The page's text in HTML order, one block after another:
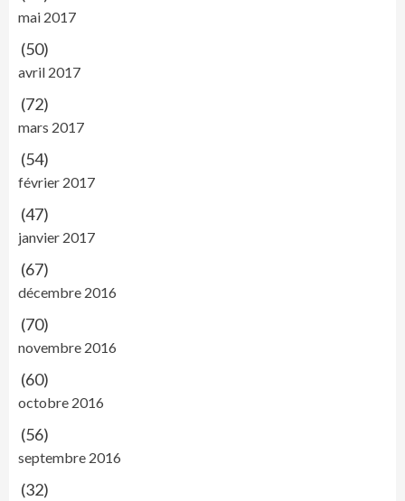
mai 2017
(50)
avril 2017
(72)
mars 2017
(54)
février 2017
(47)
janvier 2017
(67)
décembre 2016
(70)
novembre 2016
(60)
octobre 2016
(56)
septembre 2016
(32)